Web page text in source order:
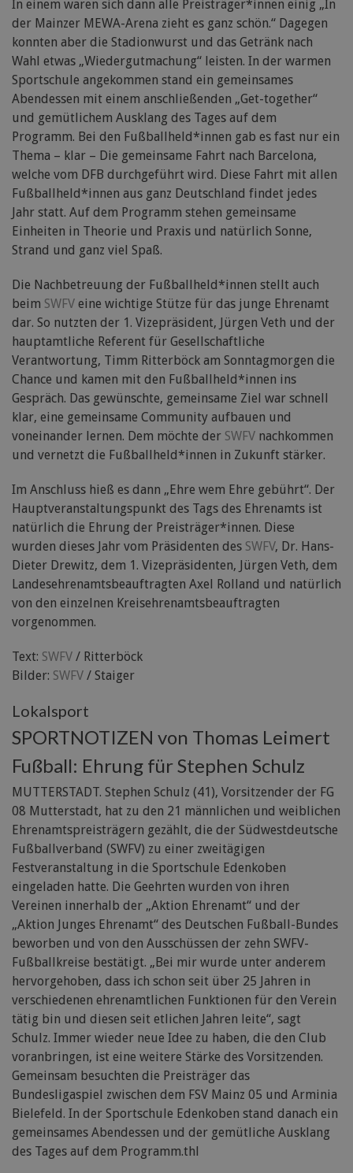
In einem waren sich dann alle Preisträger*innen einig „In
der Mainzer MEWA-Arena zieht es ganz schön.“ Dagegen
konnten aber die Stadionwurst und das Getränk nach
Wahl etwas „Wiedergutmachung“ leisten. In der warmen
Sportschule angekommen stand ein gemeinsames
Abendessen mit einem anschließenden „Get-together“
und gemütlichem Ausklang des Tages auf dem
Programm. Bei den Fußballheld*innen gab es fast nur ein
Thema – klar – Die gemeinsame Fahrt nach Barcelona,
welche vom DFB durchgeführt wird. Diese Fahrt mit allen
Fußballheld*innen aus ganz Deutschland findet jedes
Jahr statt. Auf dem Programm stehen gemeinsame
Einheiten in Theorie und Praxis und natürlich Sonne,
Strand und ganz viel Spaß.
Die Nachbetreuung der Fußballheld*innen stellt auch
beim SWFV eine wichtige Stütze für das junge Ehrenamt
dar. So nutzten der 1. Vizepräsident, Jürgen Veth und der
hauptamtliche Referent für Gesellschaftliche
Verantwortung, Timm Ritterböck am Sonntagmorgen die
Chance und kamen mit den Fußballheld*innen ins
Gespräch. Das gewünschte, gemeinsame Ziel war schnell
klar, eine gemeinsame Community aufbauen und
voneinander lernen. Dem möchte der SWFV nachkommen
und vernetzt die Fußballheld*innen in Zukunft stärker.
Im Anschluss hieß es dann „Ehre wem Ehre gebührt“. Der
Hauptveranstaltungspunkt des Tags des Ehrenamts ist
natürlich die Ehrung der Preisträger*innen. Diese
wurden dieses Jahr vom Präsidenten des SWFV, Dr. Hans-
Dieter Drewitz, dem 1. Vizepräsidenten, Jürgen Veth, dem
Landesehrenamtsbeauftragten Axel Rolland und natürlich
von den einzelnen Kreisehrenamtsbeauftragten
vorgenommen.
Text: SWFV / Ritterböck
Bilder: SWFV / Staiger
Lokalsport
SPORTNOTIZEN von Thomas Leimert
Fußball: Ehrung für Stephen Schulz
MUTTERSTADT. Stephen Schulz (41), Vorsitzender der FG
08 Mutterstadt, hat zu den 21 männlichen und weiblichen
Ehrenamtspreisträgern gezählt, die der Südwestdeutsche
Fußballverband (SWFV) zu einer zweitägigen
Festveranstaltung in die Sportschule Edenkoben
eingeladen hatte. Die Geehrten wurden von ihren
Vereinen innerhalb der „Aktion Ehrenamt“ und der
„Aktion Junges Ehrenamt“ des Deutschen Fußball-Bundes
beworben und von den Ausschüssen der zehn SWFV-
Fußballkreise bestätigt. „Bei mir wurde unter anderem
hervorgehoben, dass ich schon seit über 25 Jahren in
verschiedenen ehrenamtlichen Funktionen für den Verein
tätig bin und diesen seit etlichen Jahren leite“, sagt
Schulz. Immer wieder neue Idee zu haben, die den Club
voranbringen, ist eine weitere Stärke des Vorsitzenden.
Gemeinsam besuchten die Preisträger das
Bundesligaspiel zwischen dem FSV Mainz 05 und Arminia
Bielefeld. In der Sportschule Edenkoben stand danach ein
gemeinsames Abendessen und der gemütliche Ausklang
des Tages auf dem Programm.thl